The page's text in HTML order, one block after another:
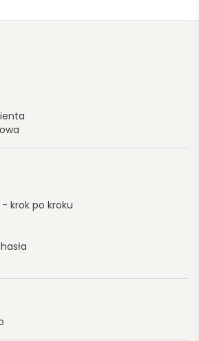
krok po kroku